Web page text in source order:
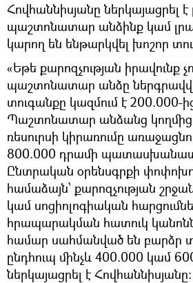
Հովհաննիսյանը ներկայացրել
պաշտոնատար անձինք կամ
կարող են ենթարկվել խոշոր
«Եթե քարոզչության իրավունք
պաշտոնատար անձը
տուգանքը կազմում է 200.000-
Պաշտոնատար անձանց
ռեսուրսի կիրառումը
800.000 դրամի
Ընտրական օրենսգրքի
համաձայն՝ քարոզչության
կամ սոցիոլոգիական
հրապարակման հատուկ
համար սահմանված են բարձր
ընդհուպ մինչև 400.000 կամ
ներկայացրել է Հովհաննիսյանը։